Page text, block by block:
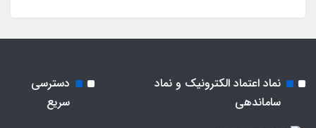
نماد اعتماد الکترونیک و نماد
ساماندهی
دسترسی
سریع